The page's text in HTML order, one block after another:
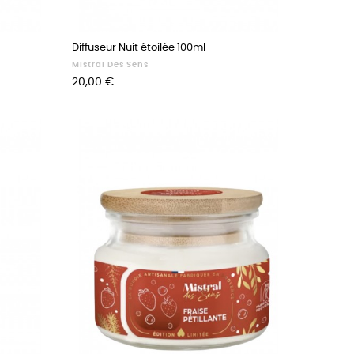
Diffuseur Nuit étoilée 100ml
Mistral Des Sens
Prix
20,00 €